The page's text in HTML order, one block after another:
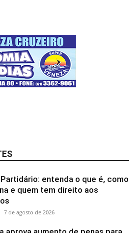
entenda o que é, como
e quem tem direito aos
7 de agosto de 2026